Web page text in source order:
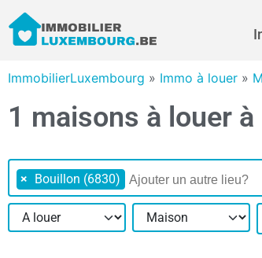
ImmobilierLuxembourg » Immo à louer »
1 maisons à louer
× Bouillon (6830)